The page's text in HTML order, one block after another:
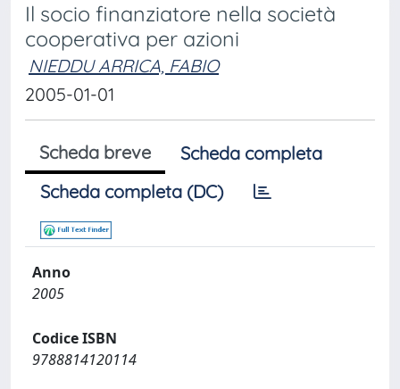
Il socio finanziatore nella società
cooperativa per azioni
NIEDDU ARRICA, FABIO
2005-01-01
Scheda breve
Scheda completa
Scheda completa (DC)
Anno
2005
Codice ISBN
9788814120114